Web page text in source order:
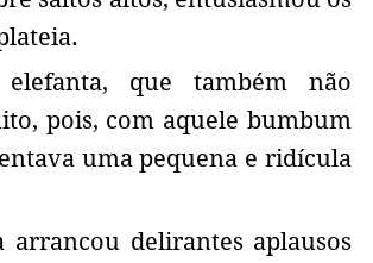
que também não
pois, com aquele bumbum
uma pequena e ridícula
arrancou delirantes aplausos